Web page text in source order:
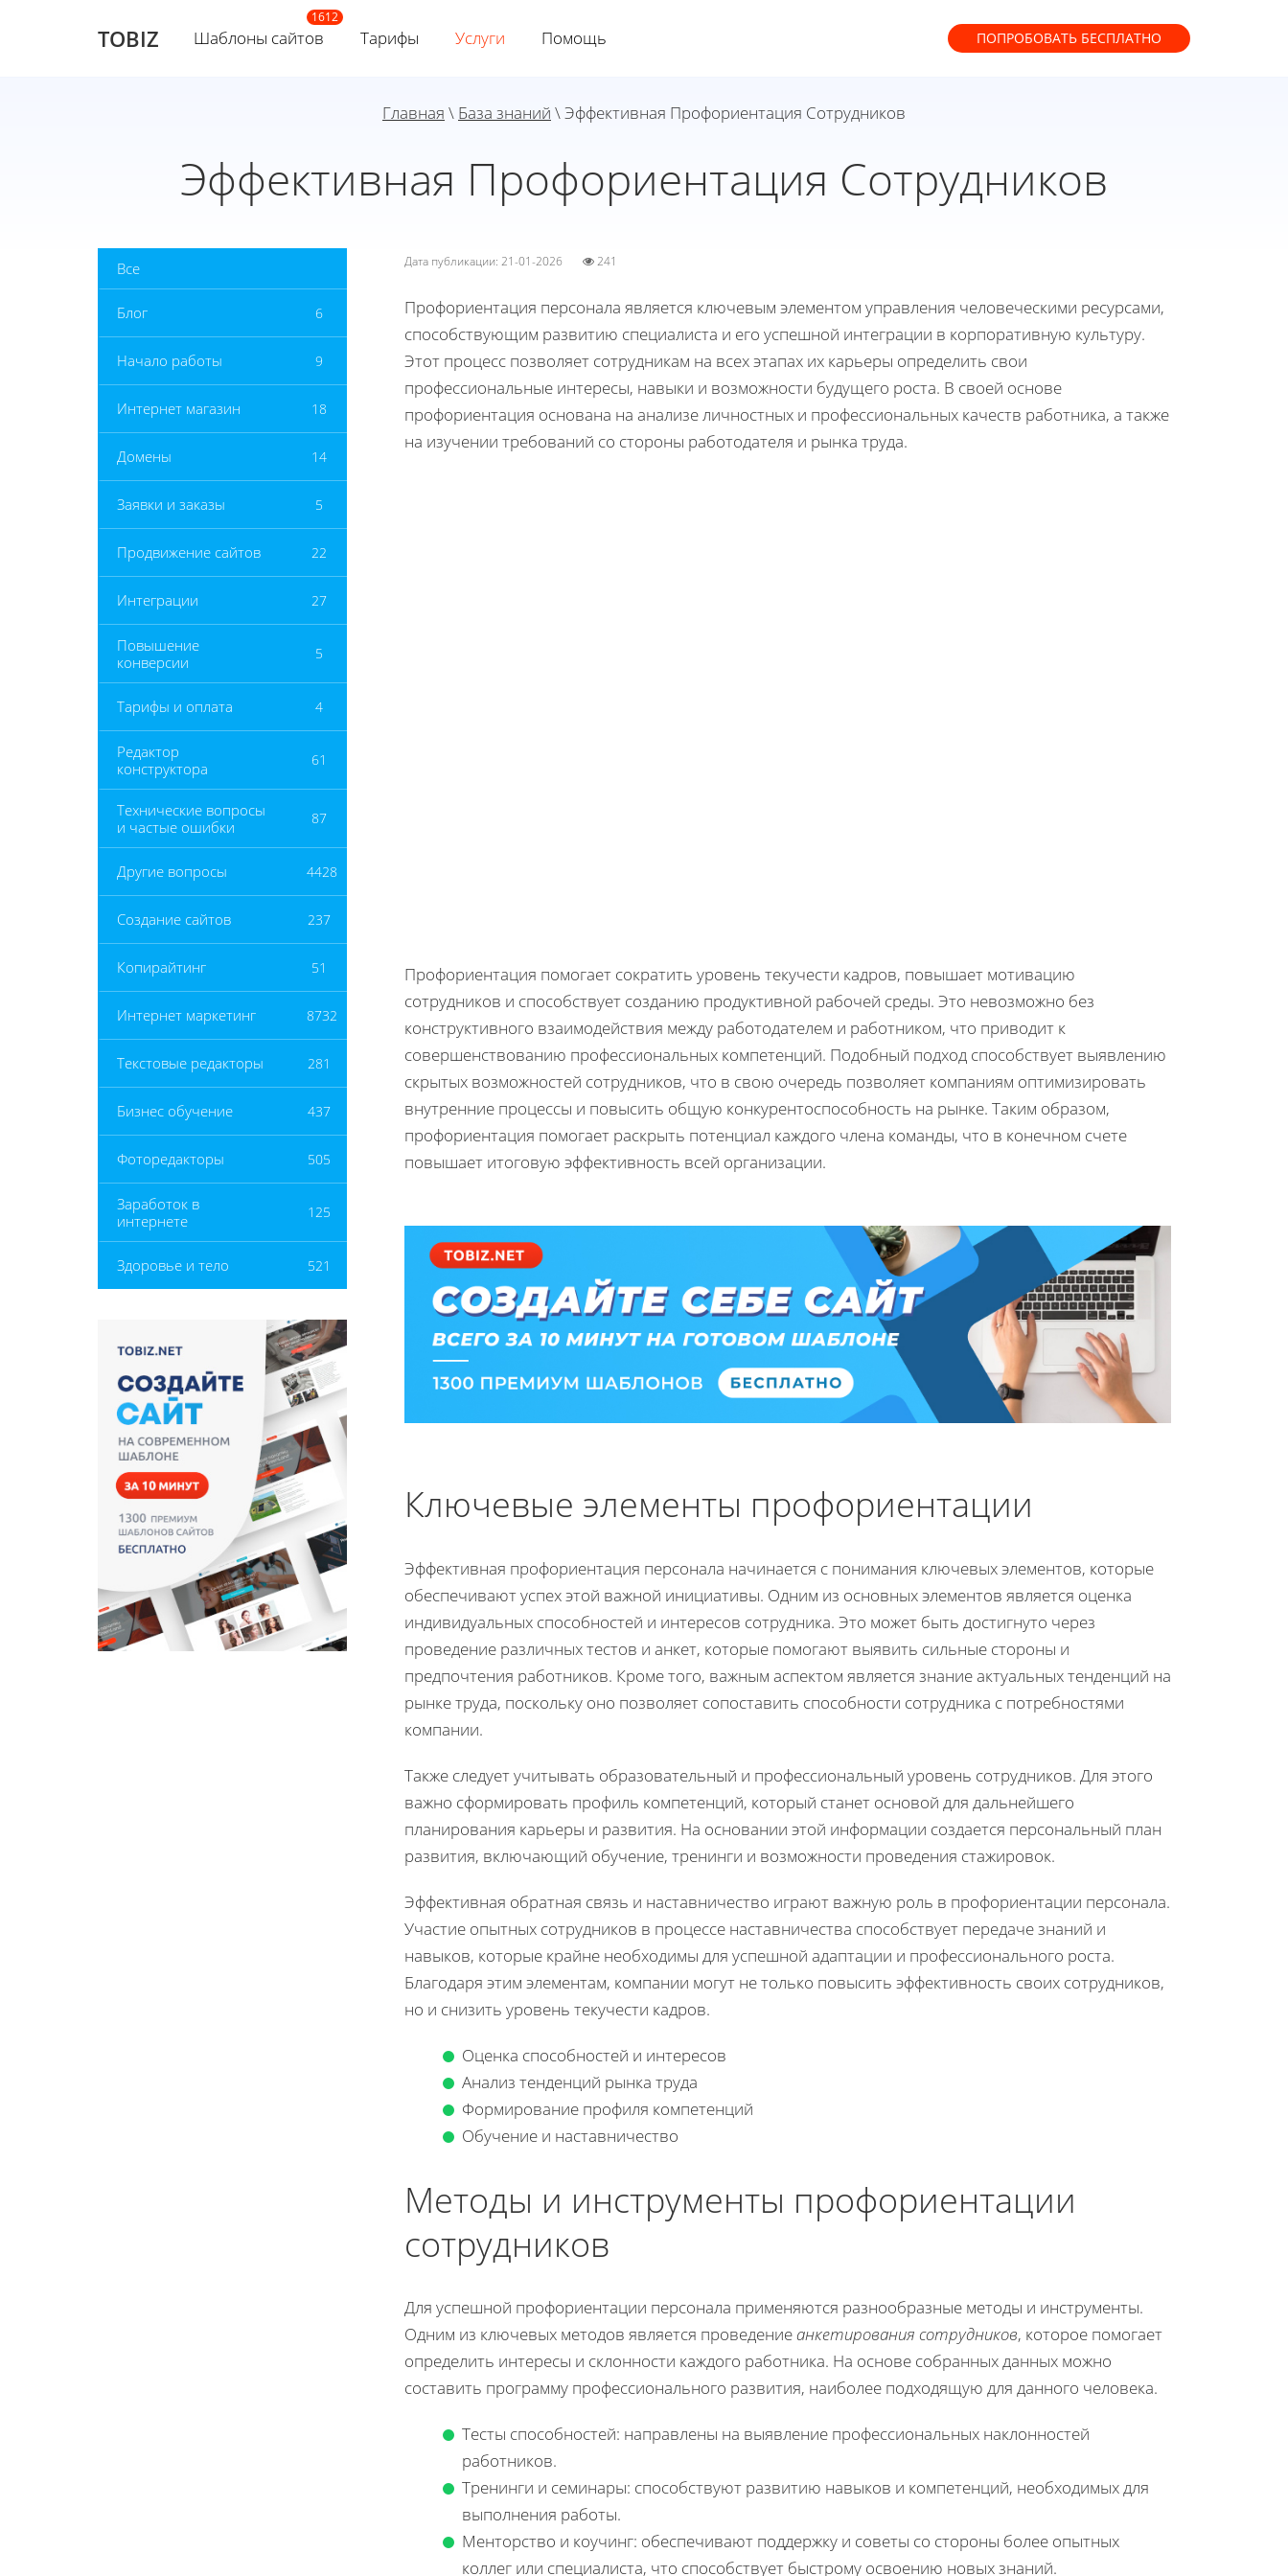
TOBIZ Шаблоны сайтов Тарифы Услуги Помощь ПОПРОБОВАТЬ БЕСПЛАТНО
Главная \ База знаний \ Эффективная Профориентация Сотрудников
Эффективная Профориентация Сотрудников
Все
Блог 6
Начало работы 9
Интернет магазин 18
Домены 14
Заявки и заказы 5
Продвижение сайтов 22
Интеграции 27
Повышение
конверсии
5
Тарифы и оплата 4
Редактор
конструктора
61
Технические вопросы
и частые ошибки
87
Другие вопросы 4428
Создание сайтов 237
Копирайтинг 51
Интернет маркетинг 8732
Текстовые редакторы 281
Бизнес обучение 437
Фоторедакторы 505
Заработок в
интернете
125
Здоровье и тело 521
Дата публикации: 21-01-2026 241
Профориентация персонала является ключевым элементом управления человеческими ресурсами,
способствующим развитию специалиста и его успешной интеграции в корпоративную культуру.
Этот процесс позволяет сотрудникам на всех этапах их карьеры определить свои
профессиональные интересы, навыки и возможности будущего роста. В своей основе
профориентация основана на анализе личностных и профессиональных качеств работника, а также
на изучении требований со стороны работодателя и рынка труда.
Профориентация помогает сократить уровень текучести кадров, повышает мотивацию
сотрудников и способствует созданию продуктивной рабочей среды. Это невозможно без
конструктивного взаимодействия между работодателем и работником, что приводит к
совершенствованию профессиональных компетенций. Подобный подход способствует выявлению
скрытых возможностей сотрудников, что в свою очередь позволяет компаниям оптимизировать
внутренние процессы и повысить общую конкурентоспособность на рынке. Таким образом,
профориентация помогает раскрыть потенциал каждого члена команды, что в конечном счете
повышает итоговую эффективность всей организации.
Ключевые элементы профориентации
Эффективная профориентация персонала начинается с понимания ключевых элементов, которые
обеспечивают успех этой важной инициативы. Одним из основных элементов является оценка
индивидуальных способностей и интересов сотрудника. Это может быть достигнуто через
проведение различных тестов и анкет, которые помогают выявить сильные стороны и
предпочтения работников. Кроме того, важным аспектом является знание актуальных тенденций на
рынке труда, поскольку оно позволяет сопоставить способности сотрудника с потребностями
компании.
Также следует учитывать образовательный и профессиональный уровень сотрудников. Для этого
важно сформировать профиль компетенций, который станет основой для дальнейшего
планирования карьеры и развития. На основании этой информации создается персональный план
развития, включающий обучение, тренинги и возможности проведения стажировок.
Эффективная обратная связь и наставничество играют важную роль в профориентации персонала.
Участие опытных сотрудников в процессе наставничества способствует передаче знаний и
навыков, которые крайне необходимы для успешной адаптации и профессионального роста.
Благодаря этим элементам, компании могут не только повысить эффективность своих сотрудников,
но и снизить уровень текучести кадров.
Оценка способностей и интересов
Анализ тенденций рынка труда
Формирование профиля компетенций
Обучение и наставничество
Методы и инструменты профориентации
сотрудников
Для успешной профориентации персонала применяются разнообразные методы и инструменты.
Одним из ключевых методов является проведение анкетирования сотрудников, которое помогает
определить интересы и склонности каждого работника. На основе собранных данных можно
составить программу профессионального развития, наиболее подходящую для данного человека.
Тесты способностей: направлены на выявление профессиональных наклонностей
работников.
Тренинги и семинары: способствуют развитию навыков и компетенций, необходимых для
выполнения работы.
Менторство и коучинг: обеспечивают поддержку и советы со стороны более опытных
коллег или специалиста, что способствует быстрому освоению новых знаний.